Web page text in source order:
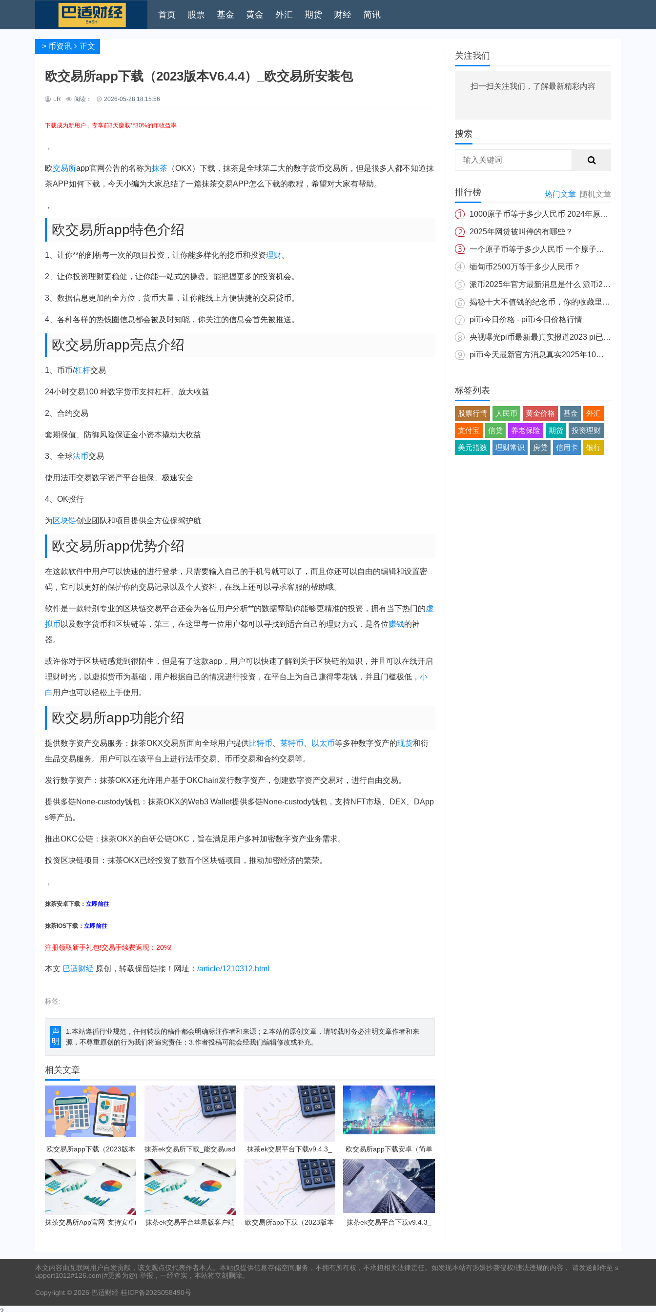
首页 股票 基金 黄金 外汇 期货 财经 简讯
> 币资讯 正文
欧交易所app下载（2023版本V6.4.4）_欧交易所安装包
LR 阅读： 2026-05-28 18:15:56
下载成为新用户，专享前3天赚取**30%的年收益率
，
欧交易所app官网公告的名称为抹茶 （OKX）下载，抹茶是全球第二大的数字货币交易所，但是很多人都不知道抹
茶APP如何下载，今天小编为大家总结了一篇抹茶交易APP怎么下载的教程，希望对大家有帮助。
，
欧交易所app特色介绍
1、让你**的剖析每一次的项目投资，让你能多样化的挖币和投资理财。
2、让你投资理财更稳健，让你能一站式的操盘。能把握更多的投资机会。
3、数据信息更加的全方位，货币大量，让你能线上方便快捷的交易贷币。
4、各种各样的热钱圈信息都会被及时知晓，你关注的信息会首先被推送。
欧交易所app亮点介绍
1、币币/杠杆交易
24小时交易100 种数字货币支持杠杆、放大收益
2、合约交易
套期保值、防御风险保证金小资本撬动大收益
3、全球法币交易
使用法币交易数字资产平台担保、极速安全
4、OK投行
为区块链创业团队和项目提供全方位保驾护航
欧交易所app优势介绍
在这款软件中用户可以快速的进行登录，只需要输入自己的手机号就可以了，而且你还可以自由的编辑和设置密
码，它可以更好的保护你的交易记录以及个人资料，在线上还可以寻求客服的帮助哦。
软件是一款特别专业的区块链交易平台还会为各位用户分析**的数据帮助你能够更精准的投资，拥有当下热门的虚
拟币 以及数字货币和区块链等，第三，在这里每一位用户都可以寻找到适合自己的理财方式，是各位赚钱的神
器。
或许你对于区块链感觉到很陌生，但是有了这款app，用户可以快速了解到关于区块链的知识，并且可以在线开启
理财时光，以虚拟货币为基础，用户根据自己的情况进行投资，在平台上为自己赚得零花钱，并且门槛极低， 小
白 用户也可以轻松上手使用。
欧交易所app功能介绍
提供数字资产交易服务：抹茶OKX交易所面向全球用户提供比特币 莱特币 以太币等多种数字资产的现货和衍
生品交易服务。用户可以在该平台上进行法币交易、币币交易和合约交易等。
发行数字资产：抹茶OKX还允许用户基于OKChain发行数字资产，创建数字资产交易对，进行自由交易。
提供多链None-custody钱包：抹茶OKX的Web3 Wallet提供多链None-custody钱包，支持NFT市场、DEX、DApp
s等产品。
推出OKC公链：抹茶OKX的自研公链OKC，旨在满足用户多种加密数字资产业务需求。
投资区块链项目：抹茶OKX已经投资了数百个区块链项目，推动加密经济的繁荣。
，
抹茶安卓下载： 立即前往
抹茶IOS下载： 立即前往
注册领取新手礼包!交易手续费返现：20%!
本文 巴适财经 原创，转载保留链接！网址： /article/1210312.html
标签:
声
明
1.本站遵循行业规范，任何转载的稿件都会明确标注作者和来源；2.本站的原创文章，请转载时务必注明文章作者和来
源，不尊重原创的行为我们将追究责任；3.作者投稿可能会经我们编辑修改或补充。
相关文章
欧交易所app下载（2023版本
V6.4.4）_欧交易所安装包
抹茶ek交易所下载_能交易usd
t的抹茶ek平台V6.1.0
抹茶ek交易平台下载v9.4.3_
抹茶交易软件免费下载
欧交易所app下载安卓（简单
易用的数字货币交易app）
抹茶交易所App官网-支持安卓i
抹茶ek交易平台苹果版客户端
欧交易所app下载（2023版本
抹茶ek交易平台下载v9.4.3_
关注我们
扫一扫关注我们，了解最新精彩内容
搜索
排行榜 热门文章 随机文章
1000原子币等于多少人民币 2024年原子币最新价格介绍一览
2025年网贷被叫停的有哪些？
一个原子币等于多少人民币 一个原子币价格介绍
缅甸币2500万等于多少人民币？
派币2025年官方最新消息是什么 派币2025年官方最新消息真实分享
揭秘十大不值钱的纪念币，你的收藏里有吗？
pi币今日价格 - pi币今日价格行情
央视曝光pi币最新最真实报道2023 pi已经成功了是真的吗（假的）
pi币今天最新官方消息真实2025年10月 派币今天最新消息介绍
标签列表
股票行情 人民币 黄金价格 基金 外汇
支付宝 信贷 养老保险 期货 投资理财
美元指数 理财常识 房贷 信用卡 银行
本文内容由互联网用户自发贡献，该文观点仅代表作者本人。本站仅提供信息存储空间服务，不拥有所有权，不承担相关法律责任。如发现本站有涉嫌抄袭侵权/违法违规的内容， 请发送邮件至 s
upport1012#126.com(#更换为@) 举报，一经查实，本站将立刻删除。
Copyright © 2026 巴适财经 桂ICP备2025058490号